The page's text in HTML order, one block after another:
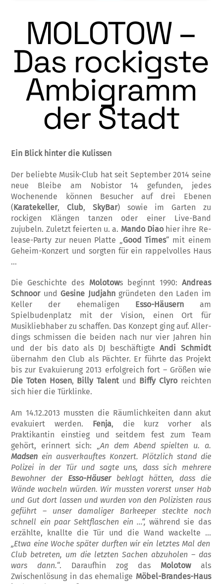
MOLOTOW –
Das rockigste
Ambigramm
der Stadt
Ein Blick hinter die Kulissen
Der beliebte Musik-Club hat seit September 2014 seine
neue Bleibe am Nobistor 14 ge­funden, jedes
Wochenende können Besucher auf drei Ebenen
(Karatekeller, Club, SkyBar) sowie im Garten zu
rockigen Klängen tanzen oder einer Live-Band
zujubeln. Zu­letzt feierten u. a. Mando Diaohier ihre Re­
lease-Party zur neuen Platte „ Good Times“ mit einem
Geheim-Konzert und sorgten für ein rappelvolles Haus
…
Die Geschichte des Molotows beginnt 1990: Andreas
Schnoorund Gesine Judjahngründeten den Laden im
Keller der ehe­maligen
Esso-Häusern am
Spielbudenplatz mit der Vision, einen Ort für
Musikliebhaber zu schaffen. Das Konzept ging auf. Aller­
dings schmissen die beiden nach nur vier Jahren hin
und der bis dato als DJ beschäf­tigteAndi Schmidt
übernahm den Club als Pächter. Er führte das Projekt
bis zur Eva­kuierung 2013 erfolgreich fort – Größen wie
Die Toten Hosen, Billy Talentund Biffy Clyroreichten
sich hier die Türklinke.
Am 14.12.2013 mussten die Räumlichkeiten dann akut
evakuiert werden.
Fenja, die kurz vorher als
Praktikantin einstieg und seitdem fest zum Team
gehört, erinnert sich: „An dem Abend spielten u. a.
Madsen ein ausverkauftes Konzert. Plötzlich stand die
Polizei in der Tür und sagte uns, dass sich mehrere
Bewohner der Esso-Häuserbeklagt hätten, dass die
Wände wackeln würden. Wir mussten vorerst unser Hab
und Gut dort lassen und wurden von den Polizisten raus
geführt – unser damaliger Barkeeper steckte noch
schnell ein paar Sektflaschen ein …“,währ­end sie das
erzählte, knallte die Tür und die Wand wackelte …
„Etwa eine Woche später durften wir ein letztes Mal den
Club betreten, um die letzten Sachen abzuholen – das
wars dann.“. Daraufhin zog das Molotowals
Zwischenlösung in das ehemalige Möbel-Brandes-Haus